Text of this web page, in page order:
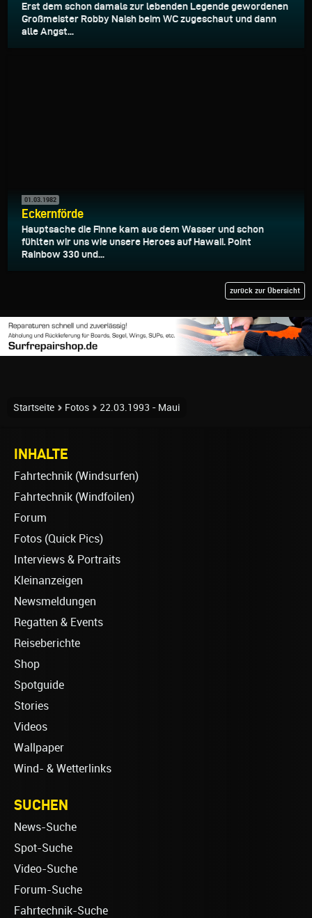
Erst dem schon damals zur lebenden Legende gewordenen
Großmeister Robby Naish beim WC zugeschaut und dann
alle Angst...
01.03.1982
Eckernförde
Hauptsache die Finne kam aus dem Wasser und schon
fühlten wir uns wie unsere Heroes auf Hawaii. Point
Rainbow 330 und...
zurück zur Übersicht
Startseite Fotos 22.03.1993 - Maui
INHALTE
Fahrtechnik (Windsurfen)
Fahrtechnik (Windfoilen)
Forum
Fotos (Quick Pics)
Interviews & Portraits
Kleinanzeigen
Newsmeldungen
Regatten & Events
Reiseberichte
Shop
Spotguide
Stories
Videos
Wallpaper
Wind- & Wetterlinks
SUCHEN
News-Suche
Spot-Suche
Video-Suche
Forum-Suche
Fahrtechnik-Suche